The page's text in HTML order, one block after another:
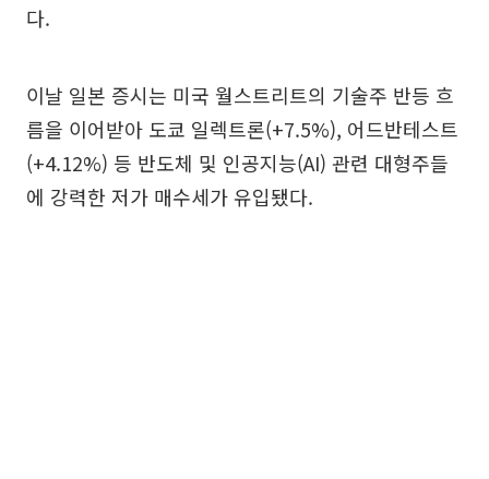
다.
이날 일본 증시는 미국 월스트리트의 기술주 반등 흐
름을 이어받아 도쿄 일렉트론(+7.5%), 어드반테스트
(+4.12%) 등 반도체 및 인공지능(AI) 관련 대형주들
에 강력한 저가 매수세가 유입됐다.